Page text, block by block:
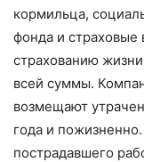
кормильца,
фонда и страховые
страхованию
всей суммы.
возмещают
года и
пострадавшего